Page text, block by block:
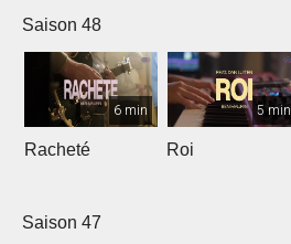
Saison 48
6 min
Racheté
5 min
Roi
Saison 47